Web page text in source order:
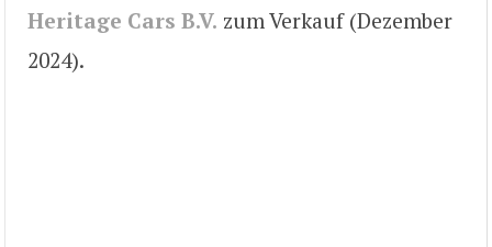
Heritage Cars B.V. zum Verkauf (Dezember
2024).